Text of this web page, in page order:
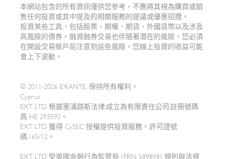
© 2011-2026 EXANTE. 保持所有權利。
Cyprus
EXT LTD 根據塞浦路斯法律,成立為有限責任公司,註冊號碼
爲 HE 293592。
EXT LTD 獲得 CySEC 授權提供投資服務。許可證號
碼:165/12。
EXT LTD 受英國金融行為監管局 (FRN: 589898) 規則與法規
本網站包含的所有資訊僅供您參考，不應將其視為購買或銷
售任何投資或其中提及的相關服務的提議或優惠招攬。
投資某些工具，包括股票、期權、期貨、外國貨幣以及涉及
高風險的債券。融資融券交易也伴隨著潛在的風險。您必須
在開設交易賬戶前注意到這些風險。您線上投資的收益可能
會上下波動。